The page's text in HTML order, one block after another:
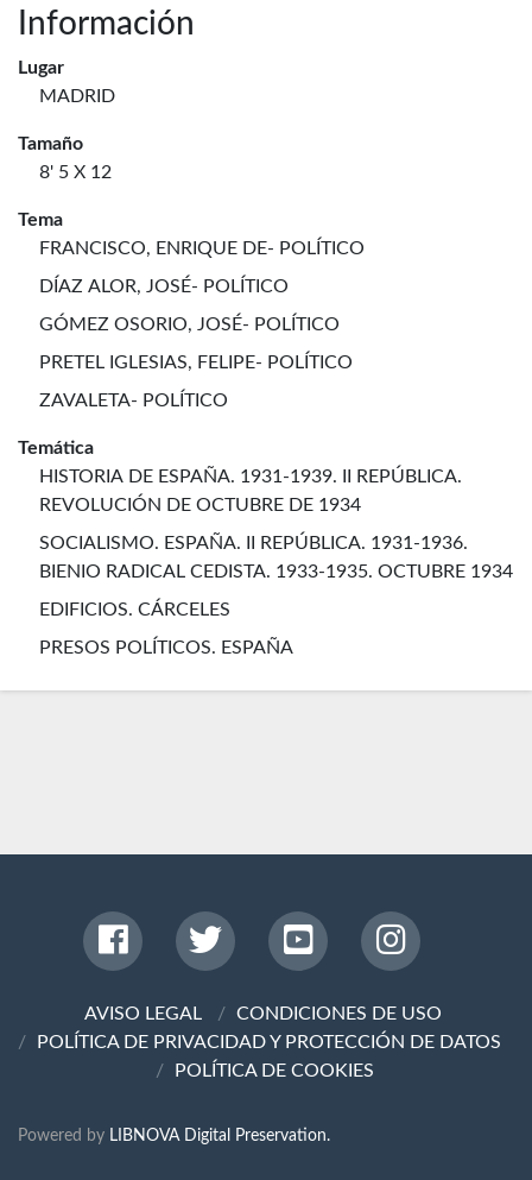
Información
Lugar
MADRID
Tamaño
8' 5 X 12
Tema
FRANCISCO, ENRIQUE DE- POLÍTICO
DÍAZ ALOR, JOSÉ- POLÍTICO
GÓMEZ OSORIO, JOSÉ- POLÍTICO
PRETEL IGLESIAS, FELIPE- POLÍTICO
ZAVALETA- POLÍTICO
Temática
HISTORIA DE ESPAÑA. 1931-1939. II REPÚBLICA.
REVOLUCIÓN DE OCTUBRE DE 1934
SOCIALISMO. ESPAÑA. II REPÚBLICA. 1931-1936.
BIENIO RADICAL CEDISTA. 1933-1935. OCTUBRE 1934
EDIFICIOS. CÁRCELES
PRESOS POLÍTICOS. ESPAÑA
AVISO LEGAL
CONDICIONES DE USO
POLÍTICA DE PRIVACIDAD Y PROTECCIÓN DE DATOS
POLÍTICA DE COOKIES
Powered by LIBNOVA Digital Preservation.